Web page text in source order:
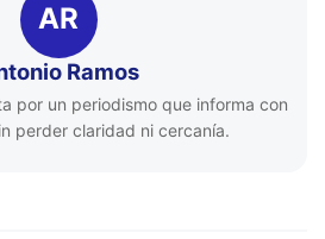
AR
Ramos
por un periodismo que informa con
perder claridad ni cercanía.